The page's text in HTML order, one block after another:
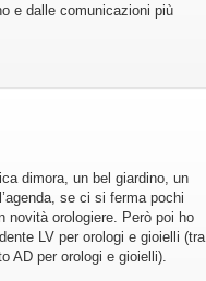
e dalle comunicazioni più
dimora, un bel giardino, un
se ci si ferma pochi
novità orologiere. Però poi ho
LV per orologi e gioielli (tra
AD per orologi e gioielli).